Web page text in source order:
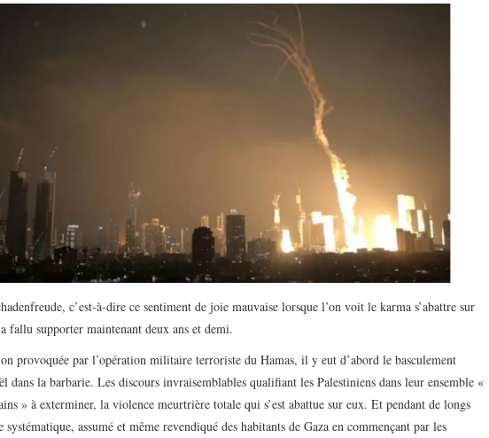
c’est-à-dire ce sentiment de joie mauvaise lorsque l’on voit le karma s’abattre sur
fallu supporter maintenant deux ans et demi.
provoquée par l’opération militaire terroriste du Hamas, il y eut d’abord le basculement
dans la barbarie. Les discours invraisemblables qualifiant les Palestiniens dans leur ensemble «
» à exterminer, la violence meurtrière totale qui s’est abattue sur eux. Et pendant de longs
systématique, assumé et même revendiqué des habitants de Gaza en commençant par les